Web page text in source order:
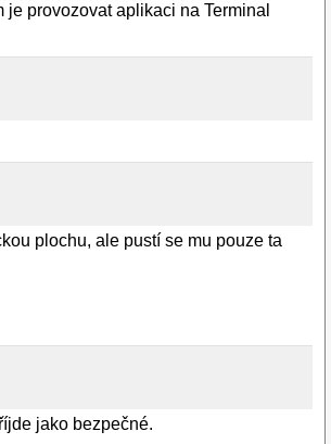
provozovat aplikaci na Terminal
plochu, ale pustí se mu pouze ta
jako bezpečné.